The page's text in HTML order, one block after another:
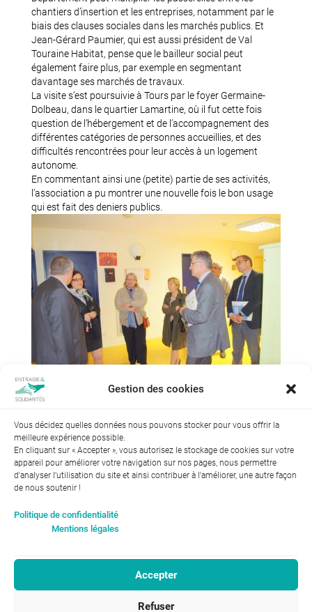
Gestion des cookies
Vous décidez quelles données nous pouvons stocker pour vous offrir la
meilleure expérience possible.
En cliquant sur « Accepter », vous autorisez le stockage de cookies sur votre
appareil pour améliorer votre navigation sur nos pages, nous permettre
d'analyser l’utilisation du site et ainsi contribuer à l'améliorer, une autre façon
de nous soutenir !
Politique de confidentialité
Mentions légales
Accepter
Refuser
chantiers d’insertion et les entreprises, notamment par le
biais des clauses sociales dans les marchés publics. Et
Jean-Gérard Paumier, qui est aussi président de Val
Touraine Habitat, pense que le bailleur social peut
également faire plus, par exemple en segmentant
davantage ses marchés de travaux.
La visite s’est poursuivie à Tours par le foyer Germaine-
Dolbeau, dans le quartier Lamartine, où il fut cette fois
question de l’hébergement et de l’accompagnement des
différentes catégories de personnes accueillies, et des
difficultés rencontrées pour leur accès à un logement
autonome.
En commentant ainsi une (petite) partie de ses activités,
l’association a pu montrer une nouvelle fois le bon usage
qui est fait des deniers publics.
femmes : 94
Entraide et Solidarités
46, avenue Gustave Eiffel
RGPD-Confidentialité|